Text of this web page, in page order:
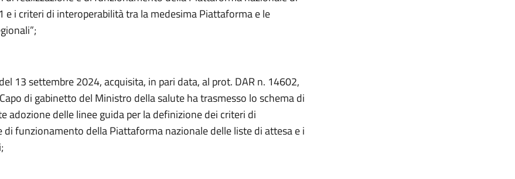
e i criteri di interoperabilità tra la medesima Piattaforma e le
13 settembre 2024, acquisita, in pari data, al prot. DAR n. 14602,
di gabinetto del Ministro della salute ha trasmesso lo schema di
adozione delle linee guida per la definizione dei criteri di
di funzionamento della Piattaforma nazionale delle liste di attesa e i